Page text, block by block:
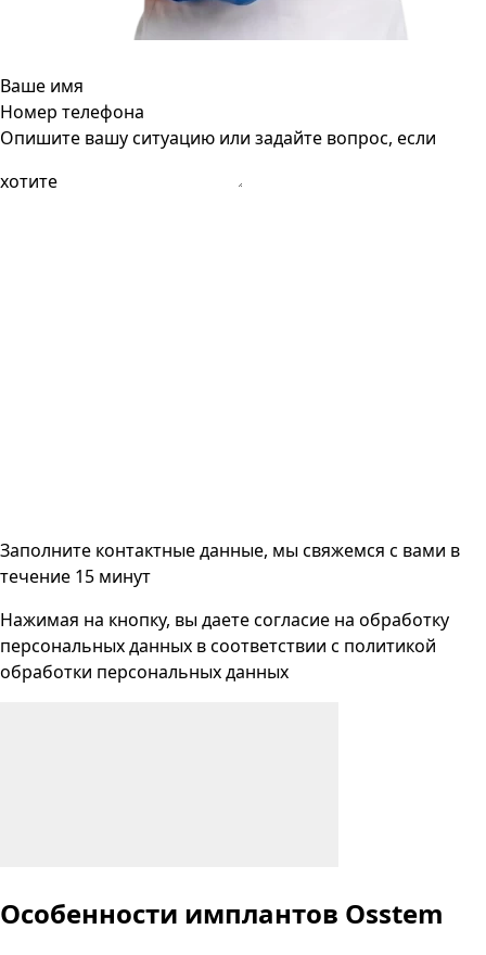
Ваше имя
Номер телефона
Опишите вашу ситуацию или задайте вопрос, если
хотите
Заполните контактные данные, мы свяжемся с вами в
течение 15 минут
Нажимая на кнопку, вы даете согласие на обработку
персональных данных в соответствии с политикой
обработки персональных данных
Особенности имплантов Osstem